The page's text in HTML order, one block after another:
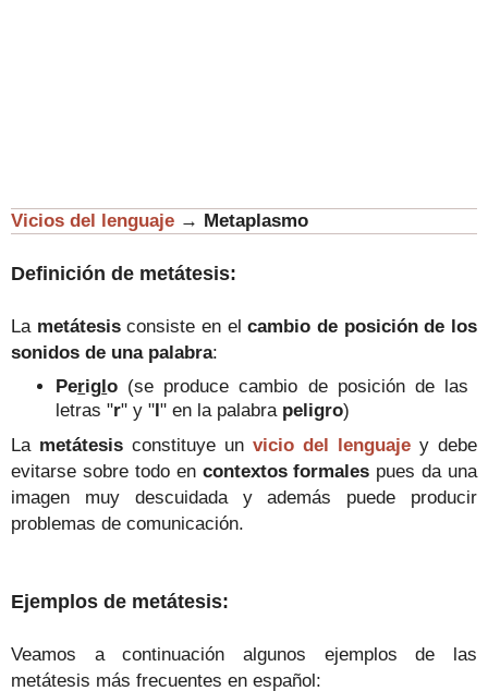
Vicios del lenguaje → Metaplasmo
Definición de metátesis:
La metátesisconsiste en elcambio de posición de los
sonidos de una palabra:
Perig lo (se produce cambio de posición de las
letras "r" y " l" en la palabra peligro)
La metátesis constituye un vicio del lenguaje y debe
evitarse sobre todo en contextos formales pues da una
imagen muy descuidada y además puede producir
problemas de comunicación.
Ejemplos de metátesis:
Veamos a continuación algunos ejemplos de las
metátesis más frecuentes en español: